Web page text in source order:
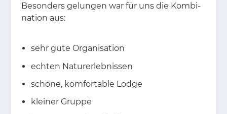
Be­son­ders ge­lun­gen war für uns die Kom­bi­
na­ti­on aus:
sehr gute Organisation
echten Naturerlebnissen
schöne, komfortable Lodge
kleiner Gruppe